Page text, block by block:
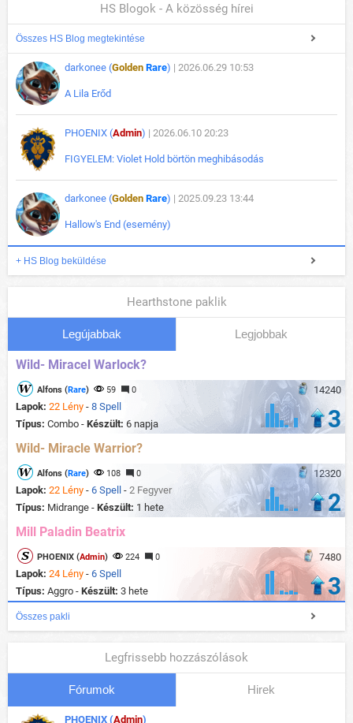
HS Blogok - A közösség hírei
Összes HS Blog megtekintése
darkonee (Golden Rare) | 2026.06.29 10:53
A Lila Erőd
PHOENIX (Admin) | 2026.06.10 20:23
FIGYELEM: Violet Hold börtön meghibásodás
darkonee (Golden Rare) | 2025.09.23 13:44
Hallow's End (esemény)
+ HS Blog beküldése
Hearthstone paklik
Legújabbak Legjobbak
Wild- Miracel Warlock?
14240
Alfons (Rare) 59 0
Lapok: 22 Lény - 8 Spell
Típus: Combo - Készült: 6 napja 3
Wild- Miracle Warrior?
12320
Alfons (Rare) 108 0
Lapok: 22 Lény - 6 Spell - 2 Fegyver
Típus: Midrange - Készült: 1 hete 2
Mill Paladin Beatrix
7480
PHOENIX (Admin) 224 0
Lapok: 24 Lény - 6 Spell
Típus: Aggro - Készült: 3 hete 3
Összes pakli
Legfrissebb hozzászólások
Fórumok Hirek
PHOENIX (Admin)